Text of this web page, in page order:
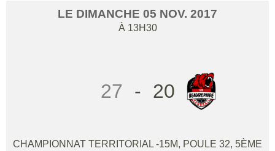
LE DIMANCHE 05 NOV. 2017
À 13H30
27 - 20
CHAMPIONNAT TERRITORIAL -15M, POULE 32, 5ÈME